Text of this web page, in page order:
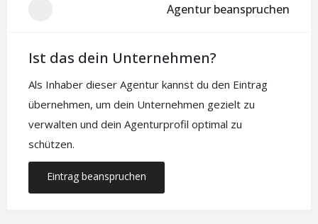
Agentur beanspruchen
Ist das dein Unternehmen?
Als Inhaber dieser Agentur kannst du den Eintrag
übernehmen, um dein Unternehmen gezielt zu
verwalten und dein Agenturprofil optimal zu
schützen.
Eintrag beanspruchen